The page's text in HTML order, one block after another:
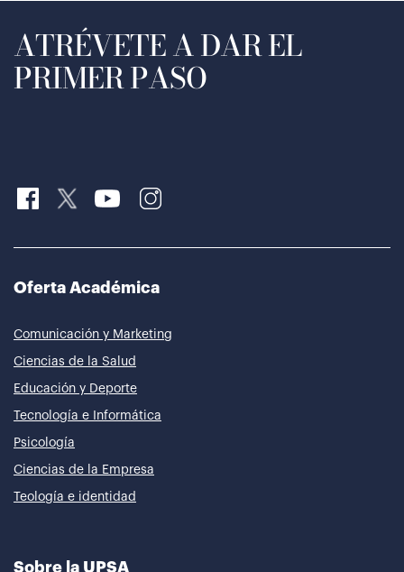
ATRÉVETE A DAR EL
PRIMER PASO
Oferta Académica
Comunicación y Marketing
Ciencias de la Salud
Educación y Deporte
Tecnología e Informática
Psicología
Ciencias de la Empresa
Teología e identidad
Sobre la UPSA